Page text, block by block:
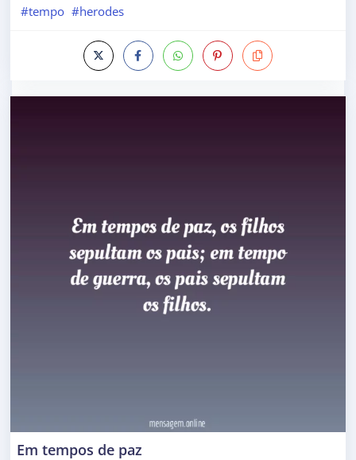
#tempo #herodes
Em tempos de paz